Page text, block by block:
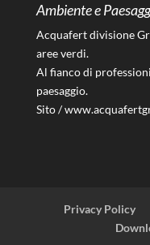
Ambiente e
Acquafert divisione
aree verdi.
Al fianco di
paesaggio.
Sito /
Privacy Policy